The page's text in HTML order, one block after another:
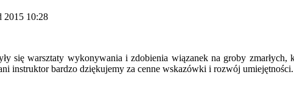
2015 10:28
się warsztaty wykonywania i zdobienia wiązanek na groby
instruktor bardzo dziękujemy za cenne wskazówki i rozwój umiejętności.